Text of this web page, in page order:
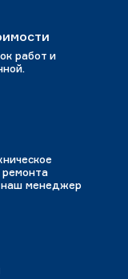
работ и
ремонта
наш менеджер